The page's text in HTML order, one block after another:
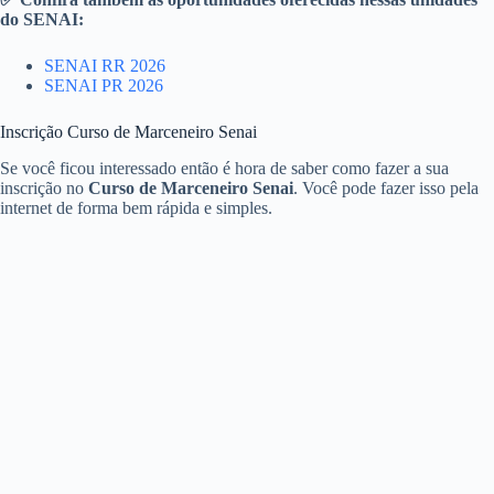
do SENAI:
SENAI RR 2026
SENAI PR 2026
Inscrição Curso de Marceneiro Senai
Se você ficou interessado então é hora de saber como fazer a sua
inscrição no Curso de Marceneiro Senai. Você pode fazer isso pela
internet de forma bem rápida e simples.